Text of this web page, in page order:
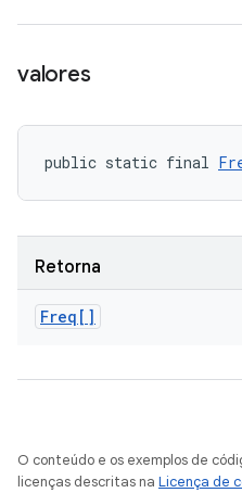
valores
public static final
Retorna
Freq[]
O conteúdo e os exemplos de
licenças descritas na Licença de